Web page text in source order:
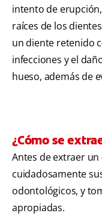
intento de
raíces de los
un diente retenido
infecciones y el
hueso, además de
¿Cómo se
Antes de extraer
cuidadosamente
odontológicos, y
apropiadas.